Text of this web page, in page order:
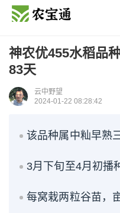
神农优455水稻品
83天
云中野望
2024-01-22 08:28:42
该品种属中籼早熟
3月下旬至4月初播
每窝栽两粒谷苗，